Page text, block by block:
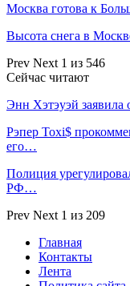
Москва готова к
Высота снега в
Prev Next 1 из 546
Сейчас читают
Энн Хэтэуэй заявила
Рэпер Toxi$
его…
Полиция
РФ…
Prev Next 1 из 209
Главная
Контакты
Лента